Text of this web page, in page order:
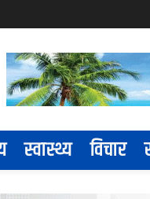
स्वास्थ्य विचार